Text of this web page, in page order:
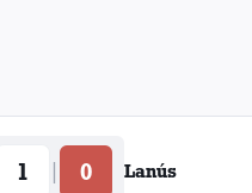
1 0 Lanús